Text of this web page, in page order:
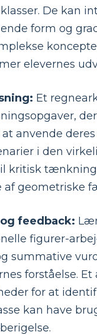
De kan
form og
elevernes
Et
anvende
i den
kritisk
af geometriske
feedback:
figurer-
summative
forståelse.
for at
kan have